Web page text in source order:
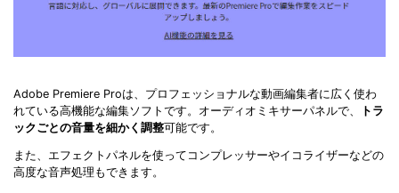
Adobe Premiere Proは、プロフェッショナルな動画編集者に広く使わ
れている高機能な編集ソフトです。オーディオミキサーパネルで、
トラ
ックごとの音量を細かく調整可能です。
また、エフェクトパネルを使ってコンプレッサーやイコライザーなどの
高度な音声処理もできます。